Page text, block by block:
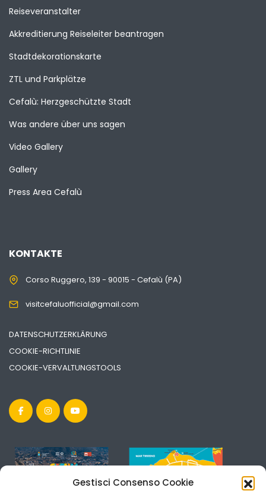
Gestisci Consenso Cookie
Reiseveranstalter
Akkreditierung Reiseleiter beantragen
Stadtdekorationskarte
ZTL und Parkplätze
Cefalù: Herzgeschützte Stadt
Was andere über uns sagen
Video Gallery
Gallery
Press Area Cefalù
KONTAKTE
Corso Ruggero, 139 - 90015 - Cefalù (PA)
visitcefaluofficial@gmail.com
DATENSCHUTZERKLÄRUNG
COOKIE-RICHTLINIE
COOKIE-VERVALTUNGSTOOLS